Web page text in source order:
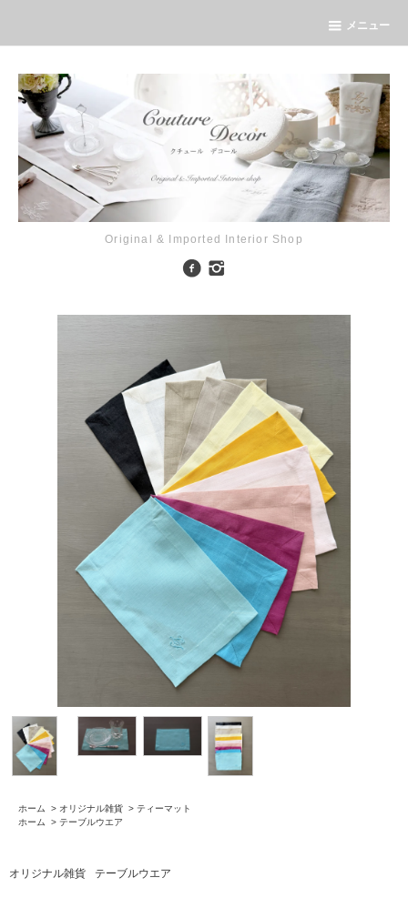
メニュー
Original & Imported Interior Shop
ホーム > オリジナル雑貨 > ティーマット
ホーム
> テーブルウエア
オリジナル雑貨 テーブルウエア